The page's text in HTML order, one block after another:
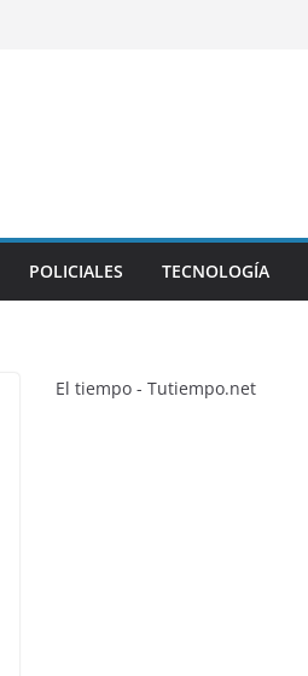
POLICIALES TECNOLOGÍA
El tiempo - Tutiempo.net